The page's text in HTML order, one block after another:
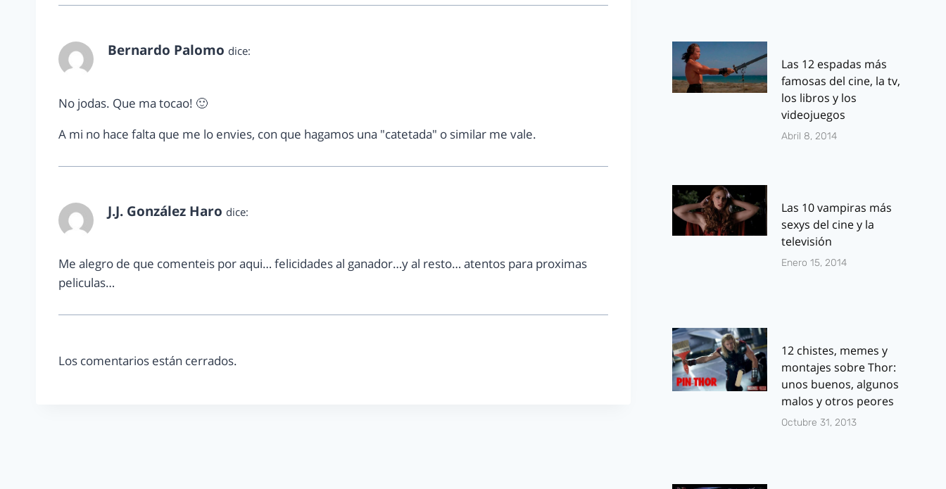
Bernardo Palomo dice:
No jodas. Que ma tocao! 🙂
A mi no hace falta que me lo envies, con que hagamos una "catetada" o similar me vale.
J.J. González Haro dice:
Me alegro de que comenteis por aqui… felicidades al ganador…y al resto… atentos para proximas
peliculas…
Los comentarios están cerrados.
Las 12 espadas más
famosas del cine, la tv,
los libros y los
videojuegos
Abril 8, 2014
Las 10 vampiras más
sexys del cine y la
televisión
Enero 15, 2014
12 chistes, memes y
montajes sobre Thor:
unos buenos, algunos
malos y otros peores
Octubre 31, 2013